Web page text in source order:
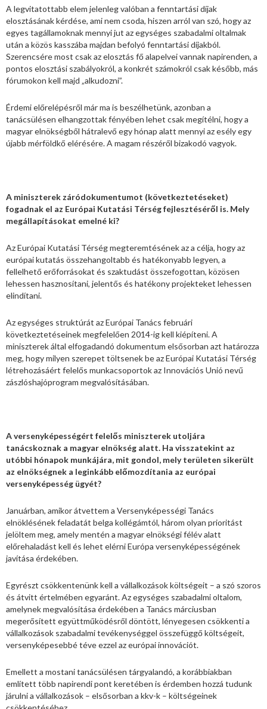
A legvitatottabb elem jelenleg valóban a fenntartási díjak
elosztásának kérdése, ami nem csoda, hiszen arról van szó, hogy az
egyes tagállamoknak mennyi jut az egységes szabadalmi oltalmak
után a közös kasszába majdan befolyó fenntartási díjakból.
Szerencsére most csak az elosztás fő alapelvei vannak napirenden, a
pontos elosztási szabályokról, a konkrét számokról csak később, más
fórumokon kell majd „alkudozni”.
Érdemi előrelépésről már ma is beszélhetünk, azonban a
tanácsülésen elhangzottak fényében lehet csak megítélni, hogy a
magyar elnökségből hátralevő egy hónap alatt mennyi az esély egy
újabb mérföldkő elérésére. A magam részéről bizakodó vagyok.
A miniszterek záródokumentumot (következtetéseket)
fogadnak el az Európai Kutatási Térség fejlesztéséről is. Mely
megállapításokat emelné ki?
Az Európai Kutatási Térség megteremtésének az a célja, hogy az
európai kutatás összehangoltabb és hatékonyabb legyen, a
fellelhető erőforrásokat és szaktudást összefogottan, közösen
lehessen hasznosítani, jelentős és hatékony projekteket lehessen
elindítani.
Az egységes struktúrát az Európai Tanács februári
következtetéseinek megfelelően 2014-ig kell kiépíteni. A
miniszterek által elfogadandó dokumentum elsősorban azt határozza
meg, hogy milyen szerepet töltsenek be az Európai Kutatási Térség
létrehozásáért felelős munkacsoportok az Innovációs Unió nevű
zászlóshajóprogram megvalósításában.
A versenyképességért felelős miniszterek utoljára
tanácskoznak a magyar elnökség alatt. Ha visszatekint az
utóbbi hónapok munkájára, mit gondol, mely területen sikerült
az elnökségnek a leginkább előmozdítania az európai
versenyképesség ügyét?
Januárban, amikor átvettem a Versenyképességi Tanács
elnöklésének feladatát belga kollégámtól, három olyan prioritást
jelöltem meg, amely mentén a magyar elnökségi félév alatt
előrehaladást kell és lehet elérni Európa versenyképességének
javítása érdekében.
Egyrészt csökkentenünk kell a vállalkozások költségeit – a szó szoros
és átvitt értelmében egyaránt. Az egységes szabadalmi oltalom,
amelynek megvalósítása érdekében a Tanács márciusban
megerősített együttműködésről döntött, lényegesen csökkenti a
vállalkozások szabadalmi tevékenységgel összefüggő költségeit,
versenyképesebbé téve ezzel az európai innovációt.
Emellett a mostani tanácsülésen tárgyalandó, a korábbiakban
említett több napirendi pont keretében is érdemben hozzá tudunk
járulni a vállalkozások – elsősorban a kkv-k – költségeinek